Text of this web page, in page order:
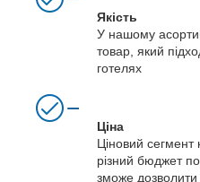
Якість
У нашому
товар, який
готелях
Ціна
Ціновий сегмент
різний бюджет
зможе дозволити